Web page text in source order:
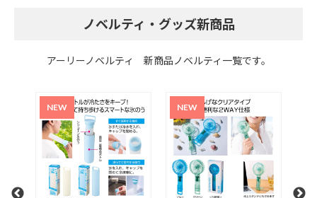
ノベルティ・グッズ新商品
アーリーノベルティ 新商品ノベルティ一覧です。
超大容量真空ステンレス
取っ手付きタンブラー1．
2L（印刷タイプ）
単色
1個￥1225.0～